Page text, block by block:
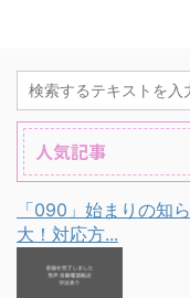
人気記事
「090」始まりの知
大！対応方...